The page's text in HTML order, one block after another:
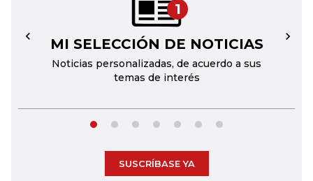
1
MI SELECCIÓN DE NOTICIAS
Noticias personalizadas, de acuerdo a sus
temas de interés
← →
SUSCRÍBASE YA